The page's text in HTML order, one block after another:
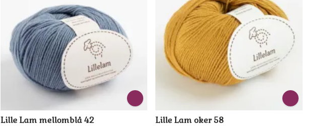
Lille Lam mellomblå 42 Lille Lam oker 58